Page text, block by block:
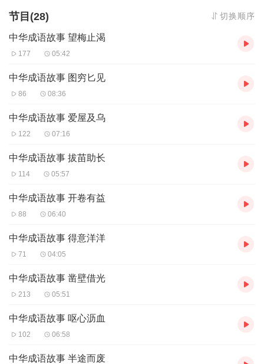
节目(28) 切换顺序
中华成语故事 望梅止渴
177 05:42
中华成语故事 图穷匕见
86 08:36
中华成语故事 爱屋及乌
122 07:16
中华成语故事 拔苗助长
114 05:57
中华成语故事 开卷有益
88 06:40
中华成语故事 得意洋洋
71 04:05
中华成语故事 凿壁借光
213 05:51
中华成语故事 呕心沥血
102 06:58
中华成语故事 半途而废